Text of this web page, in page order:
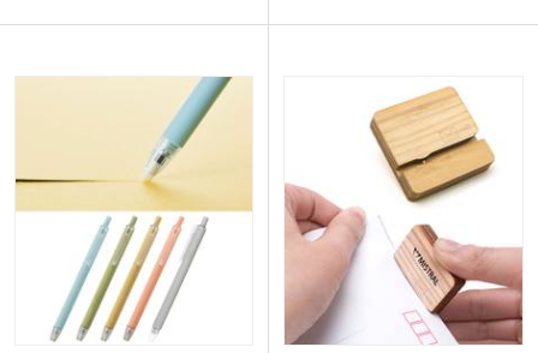
性も抜群です。工具好きはわくわくする
ルティをお探しの方におすすめです。
切りカスを出さずに封筒を開けられま
1色かフルカラーで名入れできるので、
企業名やロゴを印刷すれば高い宣伝効果
が期待できます。住宅展示場の来場特典
や、スーパーのポイント景品などのノベ
ルティにいかがでしょうか。